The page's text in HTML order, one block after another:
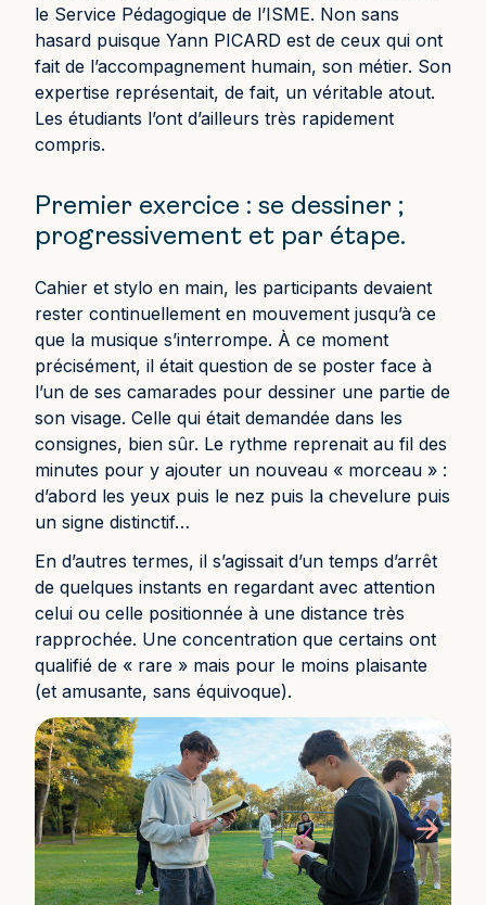
le Service Pédagogique de l’ISME. Non sans
hasard puisque Yann PICARD est de ceux qui ont
fait de l’accompagnement humain, son métier. Son
expertise représentait, de fait, un véritable atout.
Les étudiants l’ont d’ailleurs très rapidement
compris.
Premier exercice : se dessiner ;
progressivement et par étape.
Cahier et stylo en main, les participants devaient
rester continuellement en mouvement jusqu’à ce
que la musique s’interrompe. À ce moment
précisément, il était question de se poster face à
l’un de ses camarades pour dessiner une partie de
son visage. Celle qui était demandée dans les
consignes, bien sûr. Le rythme reprenait au fil des
minutes pour y ajouter un nouveau « morceau » :
d’abord les yeux puis le nez puis la chevelure puis
un signe distinctif…
En d’autres termes, il s’agissait d’un temps d’arrêt
de quelques instants en regardant avec attention
celui ou celle positionnée à une distance très
rapprochée. Une concentration que certains ont
qualifié de « rare » mais pour le moins plaisante
(et amusante, sans équivoque).